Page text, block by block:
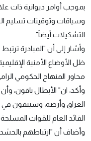
بموجب أوامر ديوانية ذات
وسياقات وتوقيتات تسليم
التشكيلات أيضاً".
وأشار إلى أن "المبادرة
ظل الأوضاع الأمنية
محاور المنهاج الحكومي
وأكد، ان" الأبطال باقون،
العراق وأرضه، وسيبقون في
القائد العام للقوات
وأضاف أن "ارتباطهم